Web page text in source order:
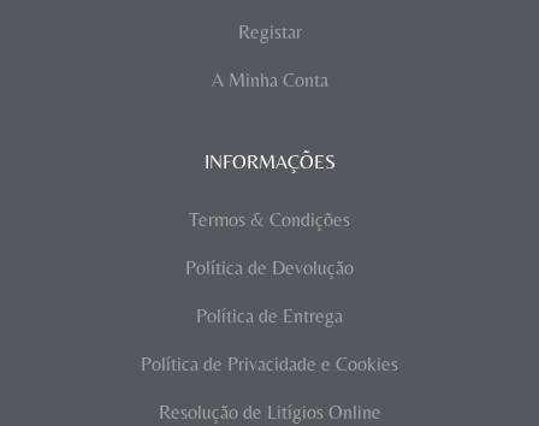
Registar
A Minha Conta
INFORMAÇÕES
Termos & Condições
Política de Devolução
Política de Entrega
Política de Privacidade e Cookies
Resolução de Litígios Online